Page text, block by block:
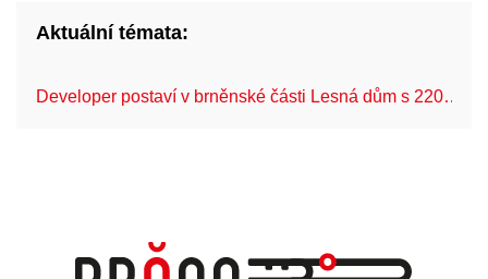
Aktuální témata:
Developer postaví v brněnské části Lesná dům s 220…